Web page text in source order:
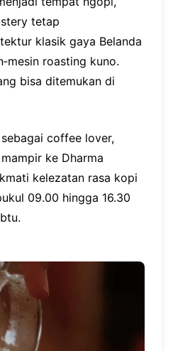
tetap
klasik gaya Belanda
roasting kuno.
bisa ditemukan di
coffee lover,
ke Dharma
kelezatan rasa kopi
09.00 hingga 16.30